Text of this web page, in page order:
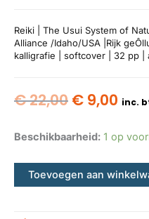
Reiki | The Usui System of
Alliance /Idaho/USA |Rijk
kalligrafie | softcover | 32 pp |
€22,00
was:
€ 9,00
is:
inc.
Beschikbaarheid: 1 op
Toevoegen aan